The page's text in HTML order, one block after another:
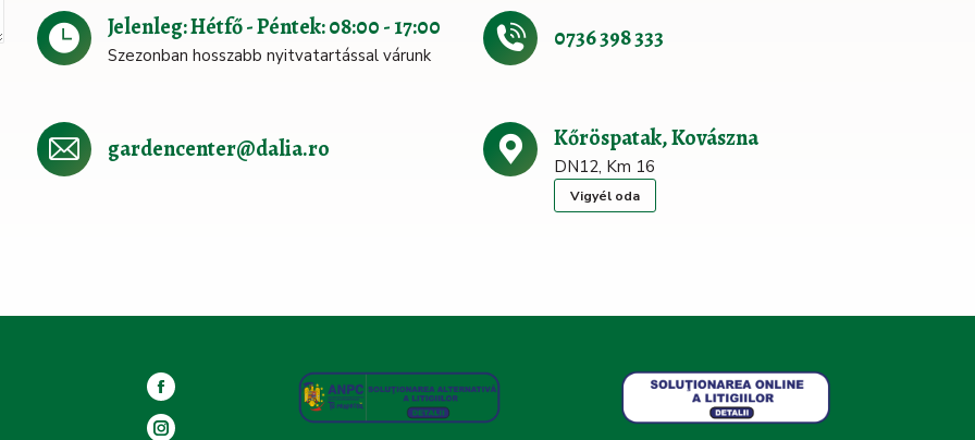
Jelenleg: Hétfő - Péntek: 08:00 - 17:00
Szezonban hosszabb nyitvatartással várunk
0736 398 333
gardencenter@dalia.ro Kőröspatak, Kovászna
DN12, Km 16
Vigyél oda
Facebook
page